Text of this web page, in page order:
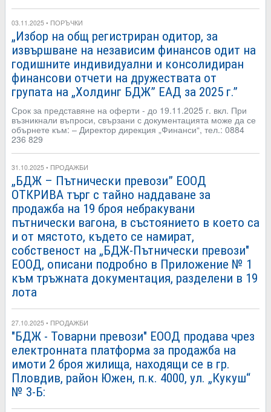
03.11.2025 • ПОРЪЧКИ
„Избор на общ регистриран одитор, за
извършване на независим финансов одит на
годишните индивидуални и консолидиран
финансови отчети на дружествата от
групата на „Холдинг БДЖ” ЕАД за 2025 г.”
Срок за представяне на оферти - до 19.11.2025 г. вкл. При
възникнали въпроси, свързани с документацията може да се
обърнете към: – Директор дирекция „Финанси“, тел.: 0884
236 829
31.10.2025 • ПРОДАЖБИ
„БДЖ – Пътнически превози” ЕООД
ОТКРИВА търг с тайно наддаване за
продажба на 19 броя небракувани
пътнически вагона, в състоянието в което са
и от мястото, където се намират,
собственост на „БДЖ-Пътнически превози"
ЕООД, описани подробно в Приложение № 1
към тръжната документация, разделени в 19
лота
27.10.2025 • ПРОДАЖБИ
"БДЖ - Товарни превози" ЕООД продава чрез
електронната платформа за продажба на
имоти 2 броя жилища, находящи се в гр.
Пловдив, район Южен, п.к. 4000, ул. „Кукуш“
№ 3-Б: